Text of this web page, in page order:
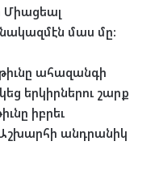
Միացեալ
մաս մը:
ահազանգի
երկիրներու շարք
իբրեւ
անդրանիկ